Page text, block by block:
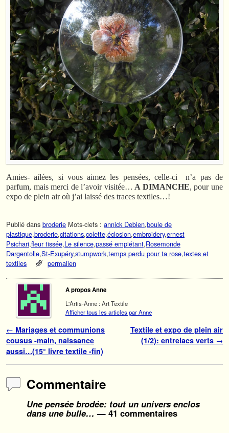
Amies- ailées, si vous aimez les pensées, celle-ci n’a pas de
parfum, mais merci de l’avoir visitée… A DIMANCHE, pour une
expo de plein air où j’ai laissé des traces textiles…!
Publié dans broderie Mots-clefs : annick Debien,boule de
plastique,broderie,citations,colette,éclosion,embroidery,ernest
Psichari,fleur tissée,Le silence,passé empiétant,Rosemonde
Dargentolle,St-Exupéry,stumpwork,temps perdu pour ta rose,textes et
textiles
permalien
A propos Anne
L'Artis-Anne : Art Textile
Afficher tous les articles par Anne
Navigation des articles
← Mariages et communions
cousus -main, naissance
aussi…(15° livre textile -fin)
Textile et expo de plein air
(1/2): entrelacs verts →
Commentaire
Une pensée brodée: tout un univers enclos
dans une bulle… — 41 commentaires